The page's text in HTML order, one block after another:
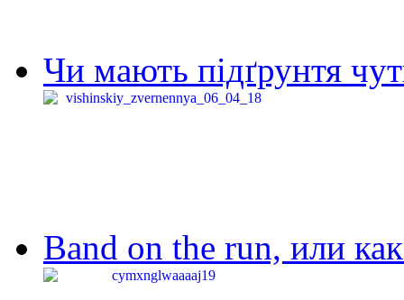
Чи мають підґрунтя
Band on the run, или